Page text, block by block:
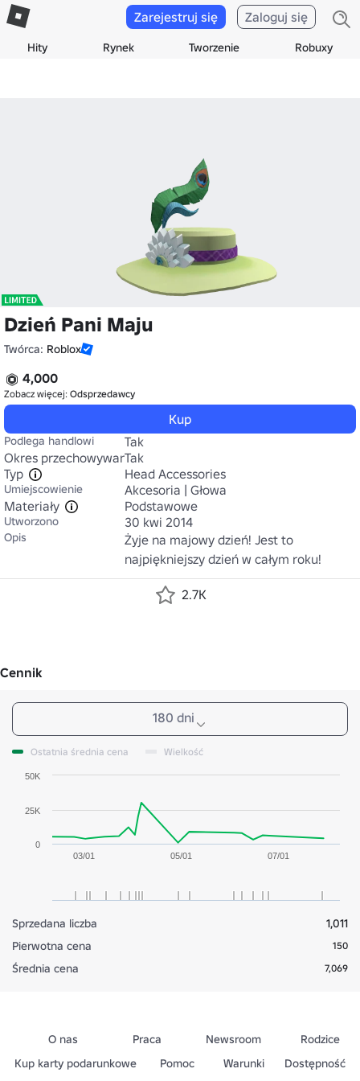
Hity Rynek Tworzenie Robuxy
Zarejestruj się Zaloguj się
Dzień Pani Maju
Twórca: Roblox
4,000
Zobacz więcej: Odsprzedawcy
Kup
Podlega handlowi
Tak
Okres przechowywania
Tak
Typ
Head Accessories
Umiejscowienie
Akcesoria | Głowa
Materiały
Podstawowe
Utworzono 30 kwi 2014
Opis
Żyje na majowy dzień! Jest to
najpiękniejszy dzień w całym roku!
2.7K
Cennik
180 dni
Ostatnia średnia cena Wielkość
03/01 05/01 07/01
0
25K
50K
Sprzedana liczba
1,011
Pierwotna cena
150
Średnia cena 7,069
O nas Praca Newsroom
Rodzice
Kup karty podarunkowe
Pomoc Warunki
Dostępność